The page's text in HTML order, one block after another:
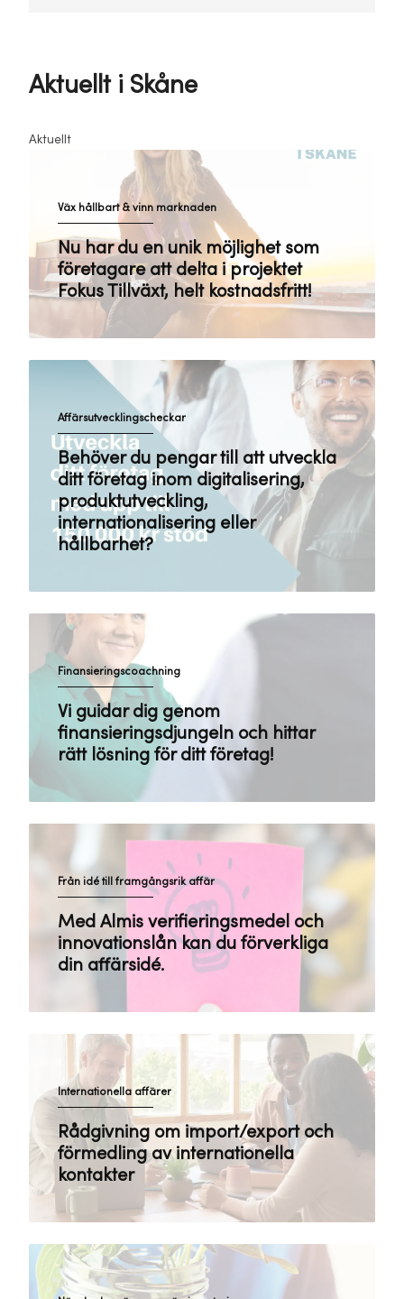
Aktuellt i Skåne
Aktuellt
Väx hållbart & vinn marknaden
Nu har du en unik möjlighet som
företagare att delta i projektet
Fokus Tillväxt, helt kostnadsfritt!
Affärsutvecklingscheckar
Behöver du pengar till att utveckla
ditt företag inom digitalisering,
produktutveckling,
internationalisering eller
hållbarhet?
Finansieringscoachning
Vi guidar dig genom
finansieringsdjungeln och hittar
rätt lösning för ditt företag!
Från idé till framgångsrik affär
Med Almis verifieringsmedel och
innovationslån kan du förverkliga
din affärsidé.
Internationella affärer
Rådgivning om import/export och
förmedling av internationella
kontakter